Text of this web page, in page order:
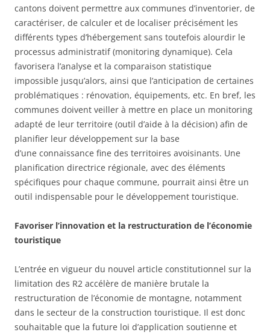
cantons doivent permettre aux communes d’inventorier, de
caractériser, de calculer et de localiser précisément les
différents types d’hébergement sans toutefois alourdir le
processus administratif (monitoring dynamique). Cela
favorisera l’analyse et la comparaison statistique
impossible jusqu’alors, ainsi que l’anticipation de certaines
problématiques : rénovation, équipements, etc. En bref, les
communes doivent veiller à mettre en place un monitoring
adapté de leur territoire (outil d’aide à la décision) afin de
planifier leur développement sur la base
d’une connaissance fine des territoires avoisinants. Une
planification directrice régionale, avec des éléments
spécifiques pour chaque commune, pourrait ainsi être un
outil indispensable pour le développement touristique.
Favoriser l’innovation et la restructuration de l’économie
touristique
L’entrée en vigueur du nouvel article constitutionnel sur la
limitation des R2 accélère de manière brutale la
restructuration de l’économie de montagne, notamment
dans le secteur de la construction touristique. Il est donc
souhaitable que la future loi d’application soutienne et